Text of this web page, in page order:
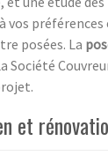
vos
posées. La
Société
et